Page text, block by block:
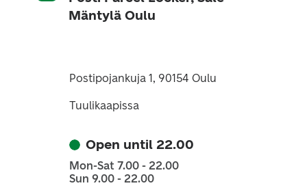
Mäntylä Oulu
Postipojankuja 1, 90154 Oulu
Tuulikaapissa
Open until 22.00
Mon-Sat 7.00 - 22.00
Sun 9.00 - 22.00